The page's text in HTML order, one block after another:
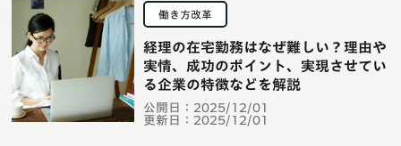
働き方改革
公開日： 2025/12/01
更新日： 2025/12/01
経理の在宅勤務はなぜ難しい？理由や
実情、成功のポイント、実現させてい
る企業の特徴などを解説